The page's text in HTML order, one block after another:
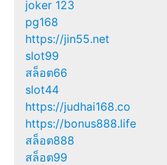
joker 123
pg168
https://jin55.net
slot99
สล็อต66
slot44
https://judhai168.co
https://bonus888.life
สล็อต888
สล็อต99